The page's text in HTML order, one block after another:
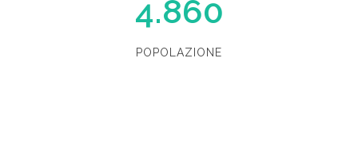
4.860
POPOLAZIONE